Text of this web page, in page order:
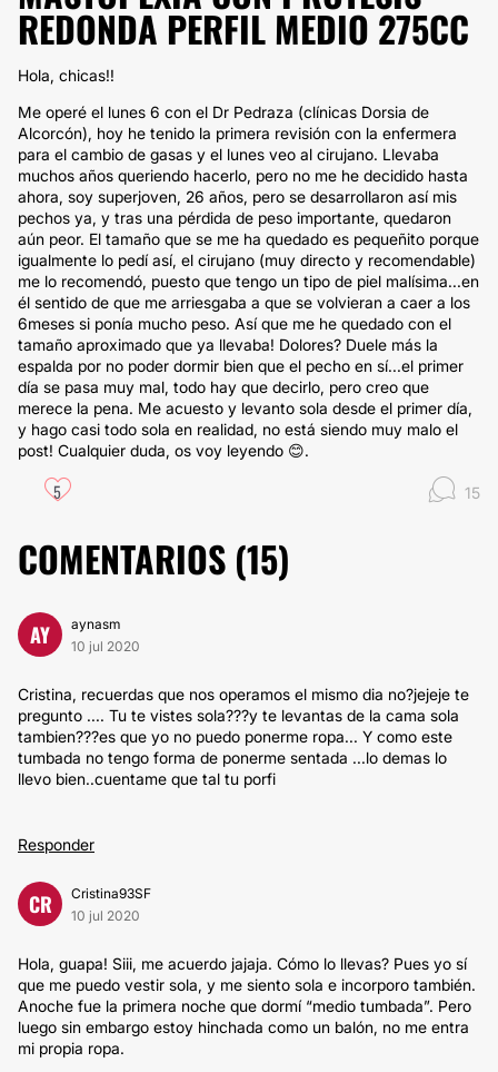
REDONDA PERFIL MEDIO 275CC
Hola, chicas!!
Me operé el lunes 6 con el Dr Pedraza (clínicas Dorsia de
Alcorcón), hoy he tenido la primera revisión con la enfermera
para el cambio de gasas y el lunes veo al cirujano. Llevaba
muchos años queriendo hacerlo, pero no me he decidido hasta
ahora, soy superjoven, 26 años, pero se desarrollaron así mis
pechos ya, y tras una pérdida de peso importante, quedaron
aún peor. El tamaño que se me ha quedado es pequeñito porque
igualmente lo pedí así, el cirujano (muy directo y recomendable)
me lo recomendó, puesto que tengo un tipo de piel malísima...en
él sentido de que me arriesgaba a que se volvieran a caer a los
6meses si ponía mucho peso. Así que me he quedado con el
tamaño aproximado que ya llevaba! Dolores? Duele más la
espalda por no poder dormir bien que el pecho en sí...el primer
día se pasa muy mal, todo hay que decirlo, pero creo que
merece la pena. Me acuesto y levanto sola desde el primer día,
y hago casi todo sola en realidad, no está siendo muy malo el
post! Cualquier duda, os voy leyendo 😊.
5 15
COMENTARIOS (15)
AY
aynasm
10 jul 2020
Cristina, recuerdas que nos operamos el mismo dia no?jejeje te
pregunto .... Tu te vistes sola???y te levantas de la cama sola
tambien???es que yo no puedo ponerme ropa... Y como este
tumbada no tengo forma de ponerme sentada ...lo demas lo
llevo bien..cuentame que tal tu porfi
Responder
CR
Cristina93SF
10 jul 2020
Hola, guapa! Siii, me acuerdo jajaja. Cómo lo llevas? Pues yo sí
que me puedo vestir sola, y me siento sola e incorporo también.
Anoche fue la primera noche que dormí “medio tumbada”. Pero
luego sin embargo estoy hinchada como un balón, no me entra
mi propia ropa.